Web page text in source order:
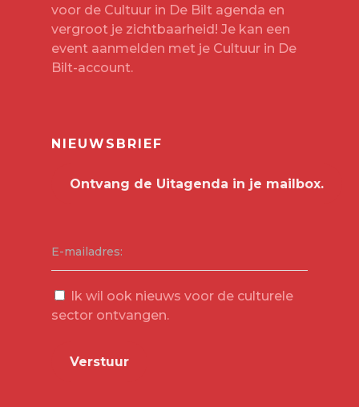
voor de Cultuur in De Bilt agenda en
vergroot je zichtbaarheid! Je kan een
event aanmelden met je Cultuur in De
Bilt-account.
NIEUWSBRIEF
E-mailadres:
Ik wil ook nieuws voor de culturele
sector ontvangen.